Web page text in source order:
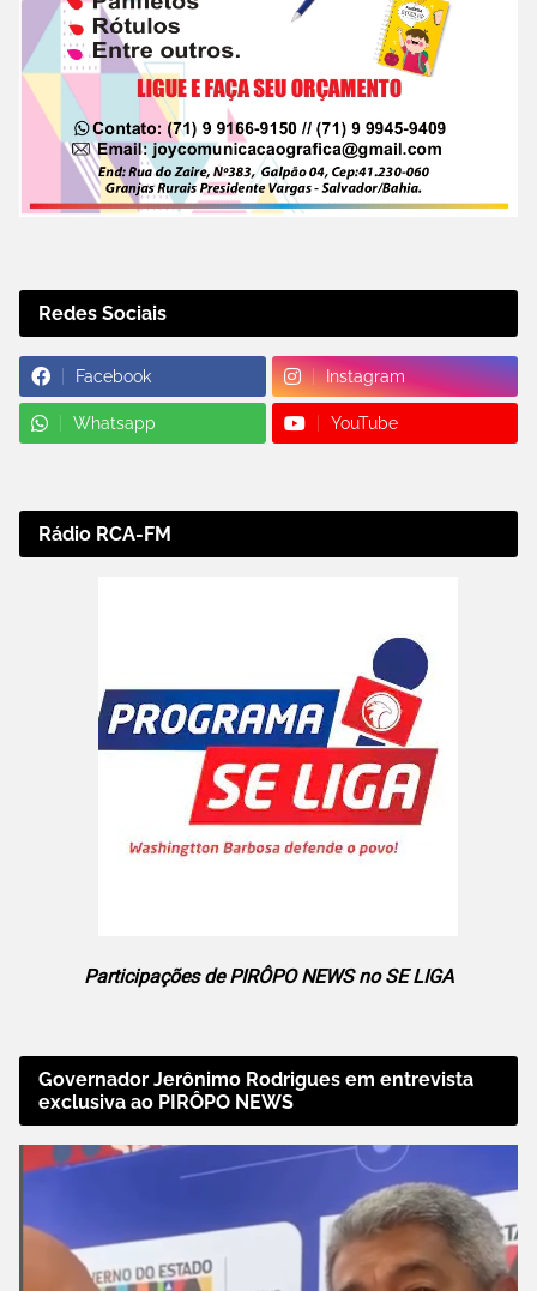
Redes Sociais
Facebook Instagram
Whatsapp YouTube
Rádio RCA-FM
Participações de PIRÔPO NEWS no SE LIGA
Governador Jerônimo Rodrigues em entrevista
exclusiva ao PIRÔPO NEWS